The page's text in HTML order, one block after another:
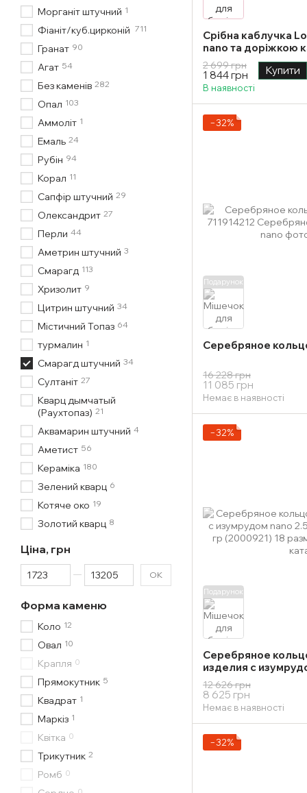
Срібна каблучка
nano та доріжкою
розмір
2 699 грн
1 844 грн Купити
В наявності
Подарунок
−32%
Серебряное
16 228 грн
11 085 грн
Немає в наявності
Подарунок
−32%
Серебряное
изделия с
изделия 2,93 гр
12 626 грн
8 625 грн
Немає в наявності
−32%
Морганіт штучний 1
Фіаніт/куб.цирконій 711
Гранат 90
Агат 54
Без каменів 282
Опал 103
Аммоліт 1
Емаль 24
Рубін 94
Корал 11
Сапфір штучний 29
Олександрит 27
Перли 44
Аметрин штучний 3
Смарагд 113
Хризолит 9
Цитрин штучний 34
Містичний Топаз 64
турмалин 1
Смарагд штучний 34
Султаніт 27
Кварц дымчатый
(Раухтопаз) 21
Аквамарин штучний 4
Аметист 56
Кераміка 180
Зелений кварц 6
Котяче око 19
Золотий кварц 8
Ціна, грн
Від Ціна, грн
До Ціна, грн ОК
Форма каменю
Коло 12
Овал 10
Крапля 0
Прямокутник 5
Квадрат 1
Маркіз 1
Квітка 0
Трикутник 2
Ромб 0